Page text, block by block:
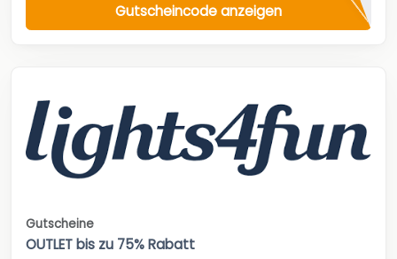
Gutscheincode anzeigen
Gutscheine
OUTLET bis zu 75% Rabatt